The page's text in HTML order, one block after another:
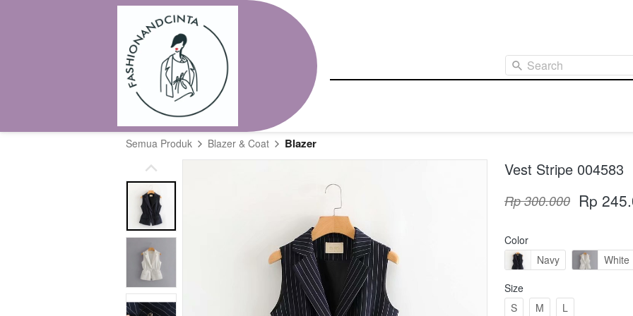
Search
Semua Produk Blazer & Coat Blazer
Vest Stripe 004583 ⁣⁣⁣⁣⁣⁣⁣
Rp 300.000 Rp
Color
Navy
White
Size
S
M L